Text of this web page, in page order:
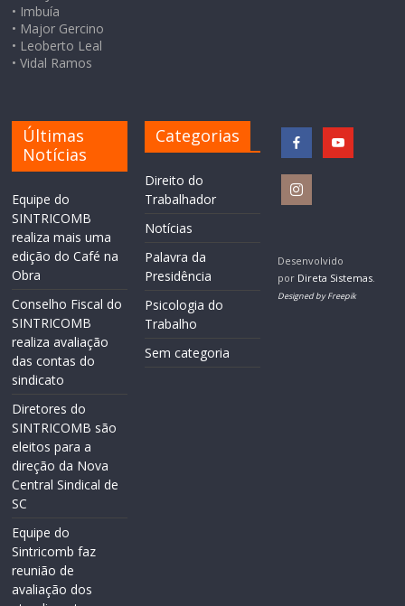
• Imbuía
• Major Gercino
• Leoberto Leal
• Vidal Ramos
Últimas
Notícias
Equipe do
SINTRICOMB
realiza mais uma
edição do Café na
Obra
Conselho Fiscal do
SINTRICOMB
realiza avaliação
das contas do
sindicato
Diretores do
SINTRICOMB são
eleitos para a
direção da Nova
Central Sindical de
SC
Equipe do
Sintricomb faz
reunião de
avaliação dos
Categorias
Direito do
Trabalhador
Notícias
Palavra da
Presidência
Psicologia do
Trabalho
Sem categoria
Desenvolvido
por Direta Sistemas.
Designed by Freepik